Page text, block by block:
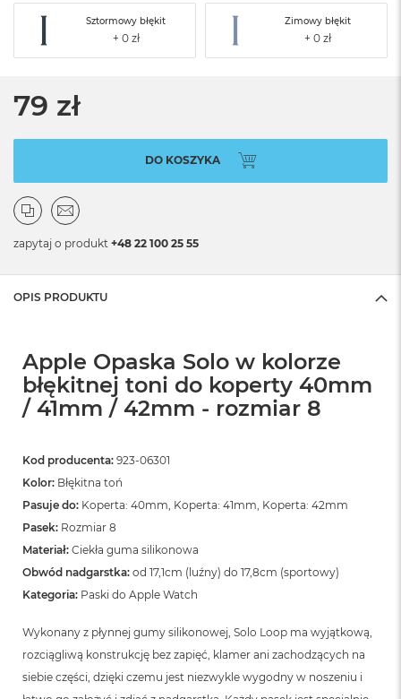
Sztormowy błękit Zimowy błękit
79 zł
DO KOSZYKA
zapytaj o produkt +48 22 100 25 55
OPIS PRODUKTU
Apple Opaska Solo w kolorze
błękitnej toni do koperty 40mm
/ 41mm / 42mm - rozmiar 8
Kod producenta: 923-06301
Kolor: Błękitna toń
Pasuje do: Koperta: 40mm, Koperta: 41mm, Koperta: 42mm
Pasek: Rozmiar 8
Materiał: Ciekła guma silikonowa
Obwód nadgarstka: od 17,1cm (luźny) do 17,8cm (sportowy)
Kategoria: Paski do Apple Watch
Wykonany z płynnej gumy silikonowej, Solo Loop ma wyjątkową,
rozciągliwą konstrukcję bez zapięć, klamer ani zachodzących na
siebie części, dzięki czemu jest niezwykle wygodny w noszeniu i